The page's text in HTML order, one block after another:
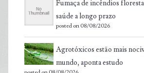
Fumaça de incêndios
saúde a longo prazo
posted on 08/08/2026
Agrotóxicos estão mais
mundo, aponta estudo